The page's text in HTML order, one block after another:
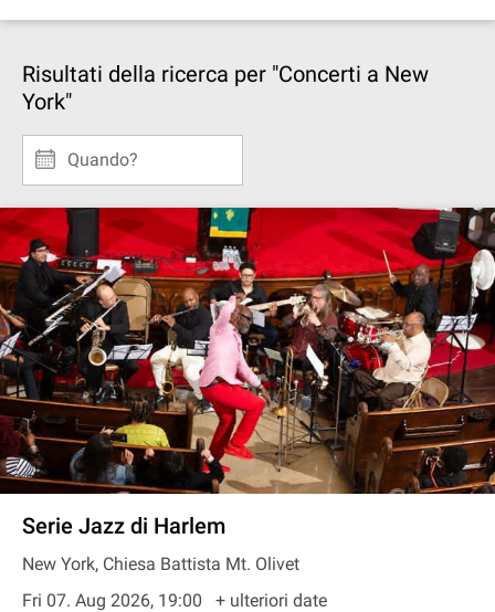
Risultati della ricerca per "Concerti a New
York"
Quando?
Serie Jazz di Harlem
New York, Chiesa Battista Mt. Olivet
Fri 07. Aug 2026, 19:00
+ ulteriori date